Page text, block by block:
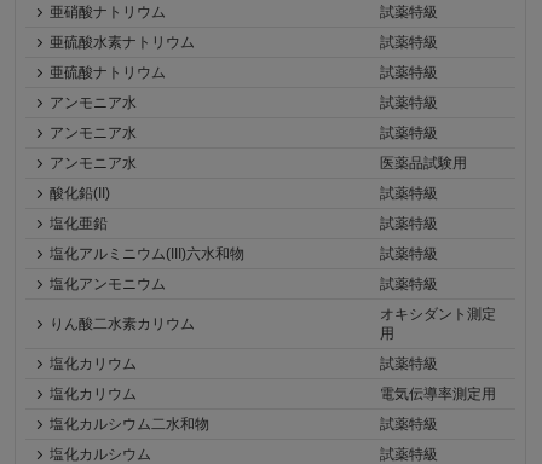
亜硝酸ナトリウム
試薬特級
亜硫酸水素ナトリウム
試薬特級
亜硫酸ナトリウム
試薬特級
アンモニア水
試薬特級
アンモニア水
試薬特級
アンモニア水
医薬品試験用
酸化鉛(II)
試薬特級
塩化亜鉛
試薬特級
塩化アルミニウム(III)六水和物
試薬特級
塩化アンモニウム
試薬特級
りん酸二水素カリウム
オキシダント測定
用
塩化カリウム
試薬特級
塩化カリウム
電気伝導率測定用
塩化カルシウム二水和物
試薬特級
塩化カルシウム
試薬特級